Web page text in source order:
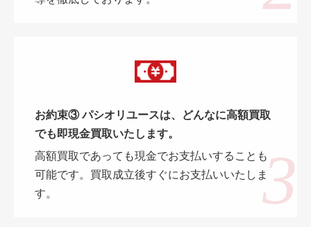
お約束③ パシオリユースは、どんなに高額買取
でも即現金買取いたします。
高額買取であっても現金でお支払いすることも
可能です。買取成立後すぐにお支払いいたしま
す。